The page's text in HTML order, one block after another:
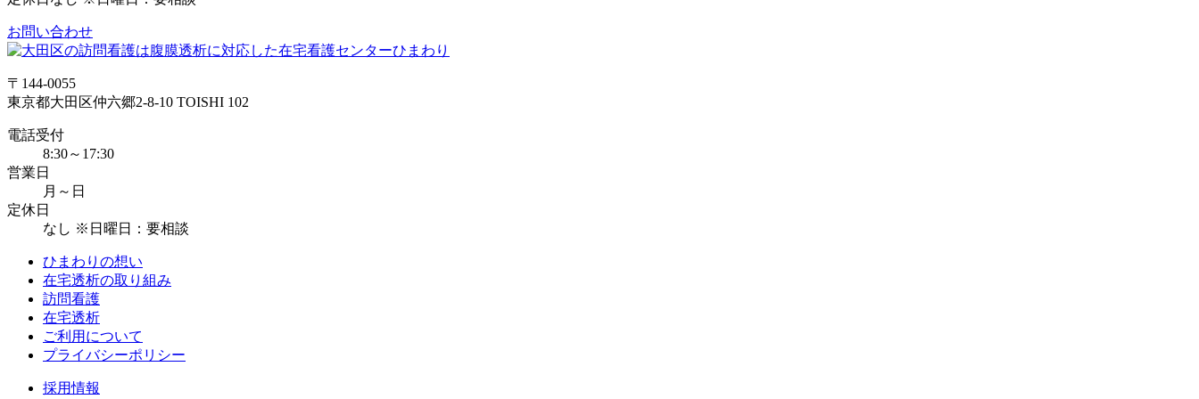
お問い合わせ
〒144-0055
東京都大田区仲六郷2-8-10 TOISHI 102
電話受付
8:30～17:30
営業日
月～日
定休日
なし ※日曜日：要相談
ひまわりの想い
在宅透析の取り組み
訪問看護
在宅透析
ご利用について
プライバシーポリシー
採用情報